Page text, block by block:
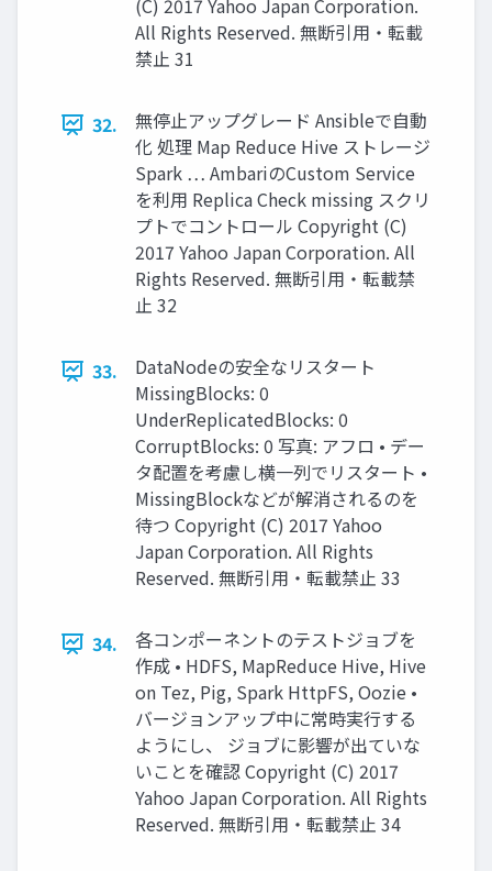
(C) 2017 Yahoo Japan Corporation.
All Rights Reserved. 無断引用・転載
禁止 31
32.
無停止アップグレード Ansibleで自動
化 処理 Map Reduce Hive ストレージ
Spark … AmbariのCustom Service
を利用 Replica Check missing スクリ
プトでコントロール Copyright (C)
2017 Yahoo Japan Corporation. All
Rights Reserved. 無断引用・転載禁
止 32
33.
DataNodeの安全なリスタート
MissingBlocks: 0
UnderReplicatedBlocks: 0
CorruptBlocks: 0 写真: アフロ • デー
タ配置を考慮し横一列でリスタート •
MissingBlockなどが解消されるのを
待つ Copyright (C) 2017 Yahoo
Japan Corporation. All Rights
Reserved. 無断引用・転載禁止 33
34.
各コンポーネントのテストジョブを
作成 • HDFS, MapReduce Hive, Hive
on Tez, Pig, Spark HttpFS, Oozie •
バージョンアップ中に常時実行する
ようにし、 ジョブに影響が出ていな
いことを確認 Copyright (C) 2017
Yahoo Japan Corporation. All Rights
Reserved. 無断引用・転載禁止 34